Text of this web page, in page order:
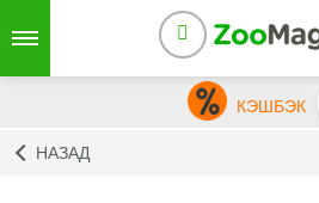
КЭШБЭК
НАЗАД